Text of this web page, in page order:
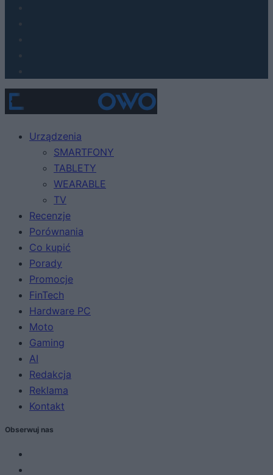
Urządzenia
SMARTFONY
TABLETY
WEARABLE
TV
Recenzje
Porównania
Co kupić
Porady
Promocje
FinTech
Hardware PC
Moto
Gaming
AI
Redakcja
Reklama
Kontakt
Obserwuj nas